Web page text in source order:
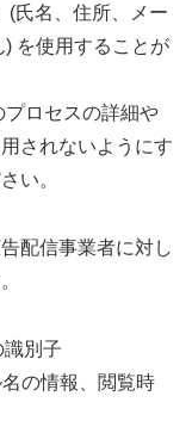
(氏名、住所、メー
を使用することが
プロセスの詳細や
されないようにす
い。
配信事業者に対し
識別子
の情報、閲覧時